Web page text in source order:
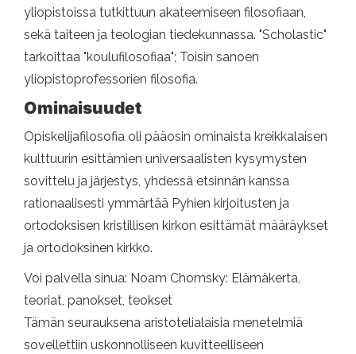
yliopistoissa tutkittuun akateemiseen filosofiaan,
sekä taiteen ja teologian tiedekunnassa. "Scholastic"
tarkoittaa "koulufilosofiaa"; Toisin sanoen
yliopistoprofessorien filosofia.
Ominaisuudet
Opiskelijafilosofia oli pääosin ominaista kreikkalaisen
kulttuurin esittämien universaalisten kysymysten
sovittelu ja järjestys, yhdessä etsinnän kanssa
rationaalisesti ymmärtää Pyhien kirjoitusten ja
ortodoksisen kristillisen kirkon esittämät määräykset
ja ortodoksinen kirkko.
Voi palvella sinua: Noam Chomsky: Elämäkerta,
teoriat, panokset, teokset
Tämän seurauksena aristotelialaisia ​​menetelmiä
sovellettiin uskonnolliseen kuvitteelliseen